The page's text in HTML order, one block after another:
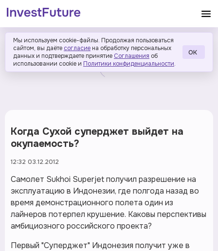
Мы используем cookie-файлы. Продолжая пользоваться
сайтом, вы даёте согласие на обработку персональных
данных и подтверждаете принятие Соглашения об
использовании cookie и Политики конфиденциальности.
ОК
Когда Сухой суперджет выйдет на
окупаемость?
12:32 03.12.2012
Самолет Sukhoi Superjet получил разрешение на
эксплуатацию в Индонезии, где полгода назад во
время демонстрационного полета один из
лайнеров потерпел крушение. Каковы перспективы
амбициозного российского проекта?
Первый "Суперджет" Индонезия получит уже в